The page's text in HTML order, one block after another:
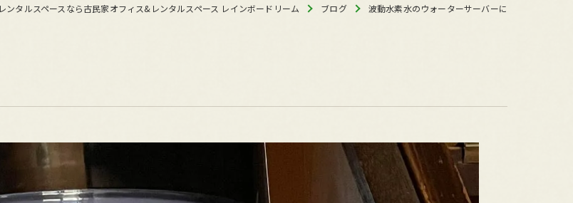
ンタルスペースなら古民家オフィス&レンタルスペース レインボードリーム ブログ 波動水素水のウォーターサーバーに